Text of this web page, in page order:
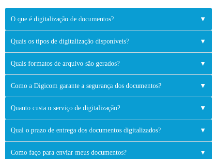
O que é digitalização de documentos? ▼
Quais os tipos de digitalização disponíveis? ▼
Quais formatos de arquivo são gerados? ▼
Como a Digicom garante a segurança dos documentos? ▼
Quanto custa o serviço de digitalização? ▼
Qual o prazo de entrega dos documentos digitalizados? ▼
Como faço para enviar meus documentos? ▼